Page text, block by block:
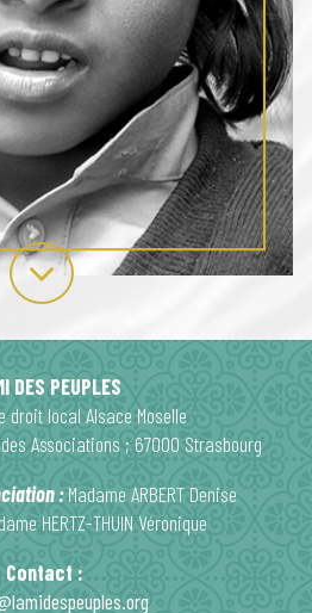
DES PEUPLES
droit local Alsace Moselle
Associations ; 67000 Strasbourg
:Madame ARBERT Denise
HERTZ-THUIN Véronique
Contact :